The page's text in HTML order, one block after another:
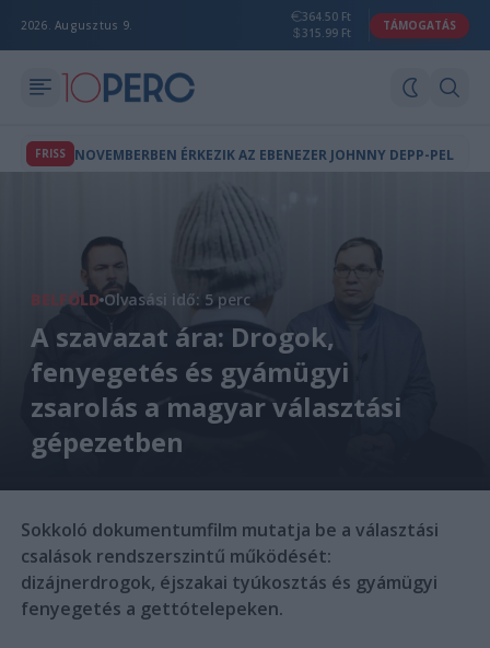
2026. Augusztus 9.
364.50 Ft
315.99 Ft
TÁMOGATÁS
FRISS NOVEMBERBEN ÉRKEZIK AZ EBENEZER JOHNNY DEPP-PEL
BELFÖLD Olvasási idő: 5 perc
A szavazat ára: Drogok,
fenyegetés és gyámügyi
zsarolás a magyar választási
gépezetben
Sokkoló dokumentumfilm mutatja be a választási
csalások rendszerszintű működését:
dizájnerdrogok, éjszakai tyúkosztás és gyámügyi
fenyegetés a gettótelepeken.